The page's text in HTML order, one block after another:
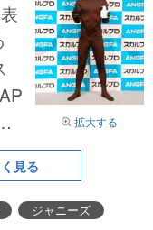
拡大する
見る
ジャニーズ